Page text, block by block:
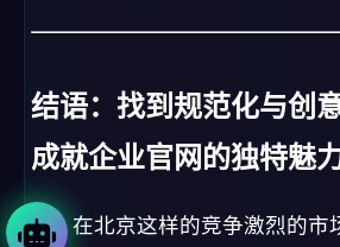
结语：找到规范化与创
成就企业官网的独特魅
在北京这样的竞争激烈的市